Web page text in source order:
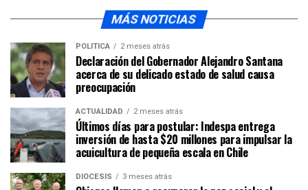
MÁS NOTICIAS
POLÍTICA 2 meses atrás
Declaración del Gobernador Alejandro Santana
acerca de su delicado estado de salud causa
preocupación
ACTUALIDAD 2 meses atrás
Últimos días para postular: Indespa entrega
inversión de hasta $20 millones para impulsar la
acuicultura de pequeña escala en Chile
DIÓCESIS 3 meses atrás